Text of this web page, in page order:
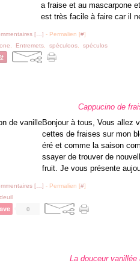
a fraise et au mascarpone
est très facile à faire car il
[ ] - Permalien [#]
Entremets spéculoos spéculos
Cappucino de
Bonjour à tous, Vous allez
cettes de fraises sur mon
éré et comme la saison
ssayer de trouver de
fruit. Je vous présente
[ ] - Permalien [#]
0
La douceur